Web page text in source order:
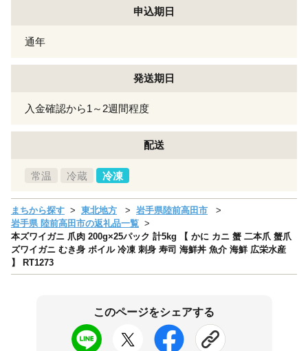
申込期日
通年
発送期日
入金確認から1～2週間程度
配送
常温 冷蔵 冷凍
まちから探す 東北地方
岩手県陸前高田市
岩手県 陸前高田市の返礼品一覧
本ズワイガニ 爪肉 200g×25パック 計5kg 【 かに カニ 蟹 二本爪 蟹爪
ズワイガニ むき身 ボイル 冷凍 刺身 寿司 海鮮丼 魚介 海鮮 広栄水産
】 RT1273
このページをシェアする